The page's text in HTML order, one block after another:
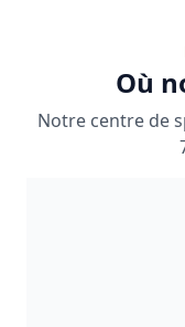
Où
Notre centre de